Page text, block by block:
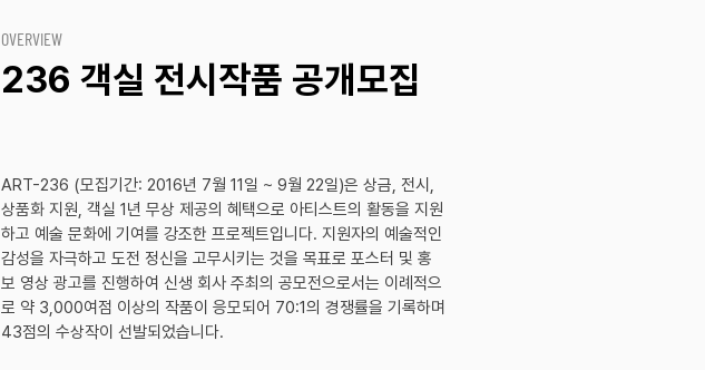
OVERVIEW
236 객실 전시작품 공개모집
ART-236 (모집기간: 2016년 7월 11일 ~ 9월 22일)은 상금, 전시,
상품화 지원, 객실 1년 무상 제공의 혜택으로 아티스트의 활동을 지원
하고 예술 문화에 기여를 강조한 프로젝트입니다. 지원자의 예술적인
감성을 자극하고 도전 정신을 고무시키는 것을 목표로 포스터 및 홍
보 영상 광고를 진행하여 신생 회사 주최의 공모전으로서는 이례적으
로 약 3,000여점 이상의 작품이 응모되어 70:1의 경쟁률을 기록하며
43점의 수상작이 선발되었습니다.